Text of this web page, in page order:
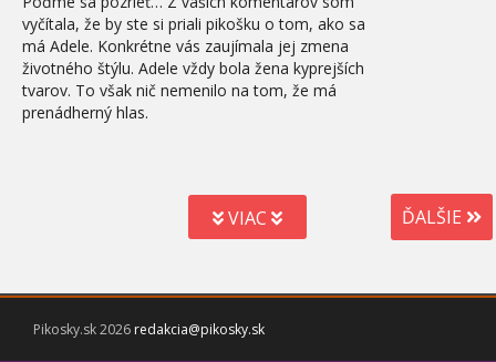
vyčítala, že by ste si priali pikošku o tom, ako sa
má Adele. Konkrétne vás zaujímala jej zmena
životného štýlu. Adele vždy bola žena kyprejších
tvarov. To však nič nemenilo na tom, že má
prenádherný hlas.
VIAC ĎALŠIE
Pikosky.sk 2026 redakcia@pikosky.sk